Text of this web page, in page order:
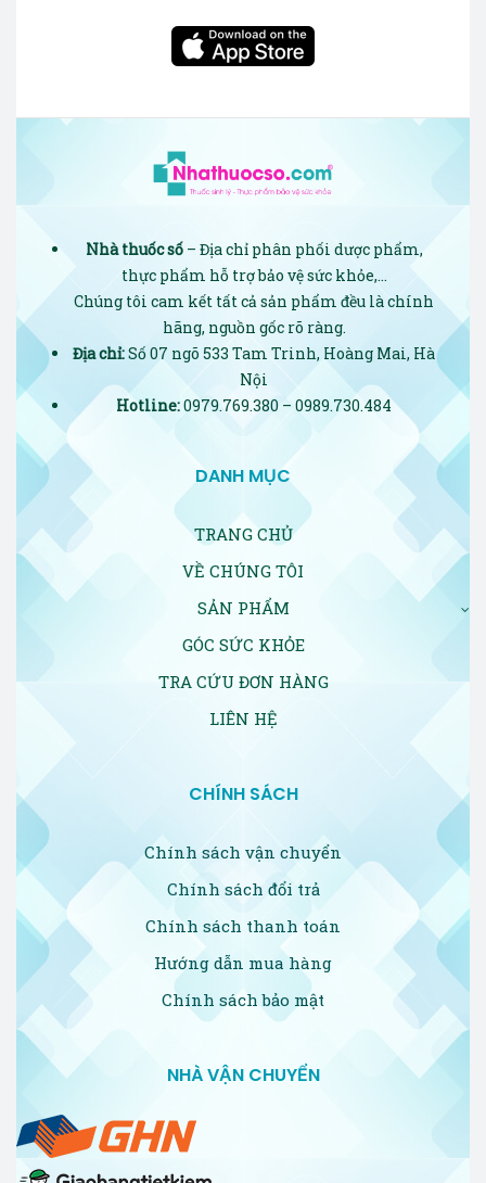
Nhà thuốc số– Địa chỉ phân phối dược phẩm,
thực phẩm hỗ trợ bảo vệ sức khỏe,…
Chúng tôi cam kết tất cả sản phẩm đều là chính
hãng, nguồn gốc rõ ràng.
Địa chỉ:Số 07 ngõ 533 Tam Trinh, Hoàng Mai, Hà
Nội
Hotline:0979.769.380 – 0989.730.484
DANH MỤC
TRANG CHỦ
VỀ CHÚNG TÔI
SẢN PHẨM
GÓC SỨC KHỎE
TRA CỨU ĐƠN HÀNG
LIÊN HỆ
CHÍNH SÁCH
Chính sách vận chuyển
Chính sách đổi trả
Chính sách thanh toán
Hướng dẫn mua hàng
Chính sách bảo mật
NHÀ VẬN CHUYỂN